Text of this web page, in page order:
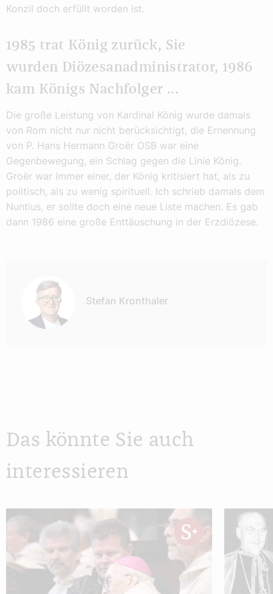
Konzil doch erfüllt worden ist.
1985 trat König zurück, Sie
wurden Diözesanadministrator, 1986
kam Königs Nachfolger ...
Die große Leistung von Kardinal König wurde damals
von Rom nicht nur nicht berücksichtigt, die Ernennung
von P. Hans Hermann Groër OSB war eine
Gegenbewegung, ein Schlag gegen die Linie König.
Groër war immer einer, der König kritisiert hat, als zu
politisch, als zu wenig spirituell. Ich schrieb damals dem
Nuntius, er sollte doch eine neue Liste machen. Es gab
dann 1986 eine große Enttäuschung in der Erzdiözese.
Stefan Kronthaler
Das könnte Sie auch
interessieren